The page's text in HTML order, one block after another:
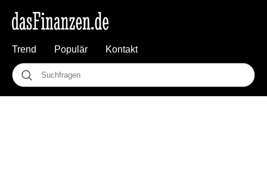
Trend Populär Kontakt